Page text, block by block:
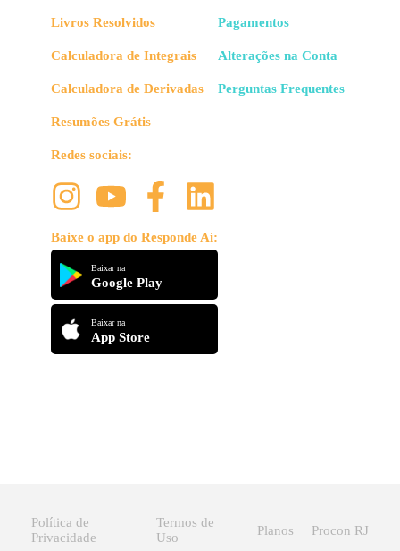
Livros Resolvidos
Calculadora de Integrais
Calculadora de Derivadas
Resumões Grátis
Redes sociais:
Baixe o app do Responde Aí:
Baixar na
Google Play
Baixar na
App Store
Pagamentos
Alterações na Conta
Perguntas Frequentes
Política de
Privacidade
Termos de
Uso
Planos Procon RJ